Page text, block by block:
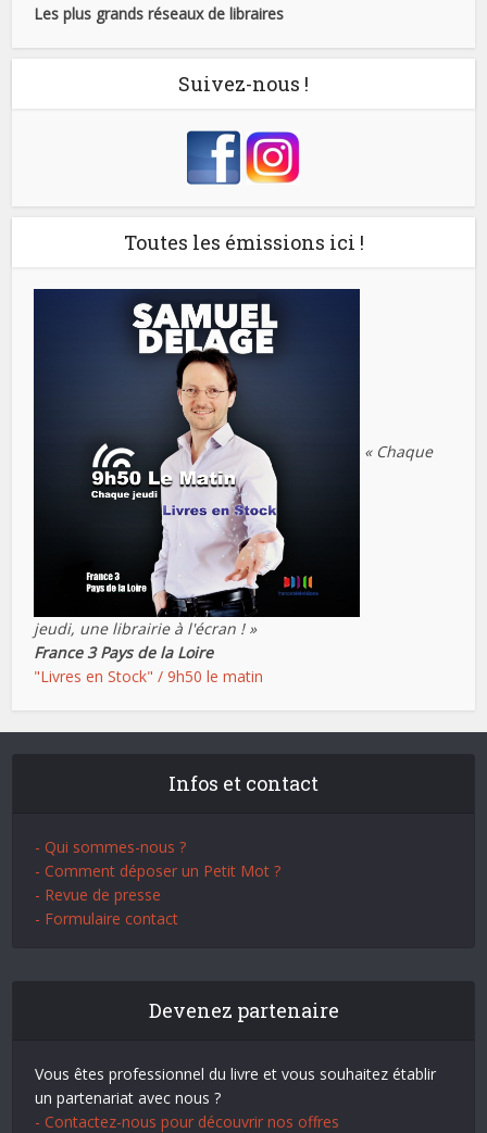
Les plus grands réseaux de libraires
Suivez-nous !
Toutes les émissions ici !
« Chaque
jeudi, une librairie à l'écran ! »
France 3 Pays de la Loire
"Livres en Stock" / 9h50 le matin
Infos et contact
- Qui sommes-nous ?
- Comment déposer un Petit Mot ?
- Revue de presse
- Formulaire contact
Devenez partenaire
Vous êtes professionnel du livre et vous souhaitez établir
un partenariat avec nous ?
- Contactez-nous pour découvrir nos offres